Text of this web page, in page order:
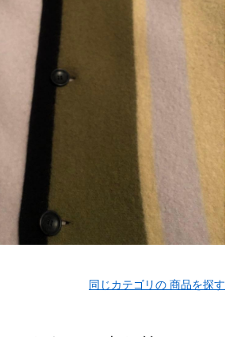
同じカテゴリの 商品を探す